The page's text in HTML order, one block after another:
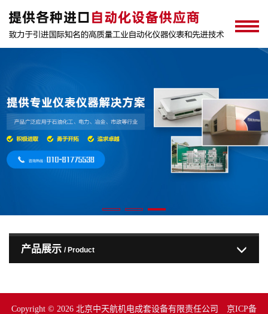
产品展示 / Product
Copyright © 2026 北京中天航机电成套设备有限责任公司 京ICP备